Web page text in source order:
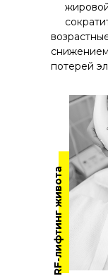
снижением
потерей
RF-лифтинг живота